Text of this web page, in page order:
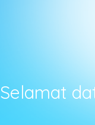
Selamat